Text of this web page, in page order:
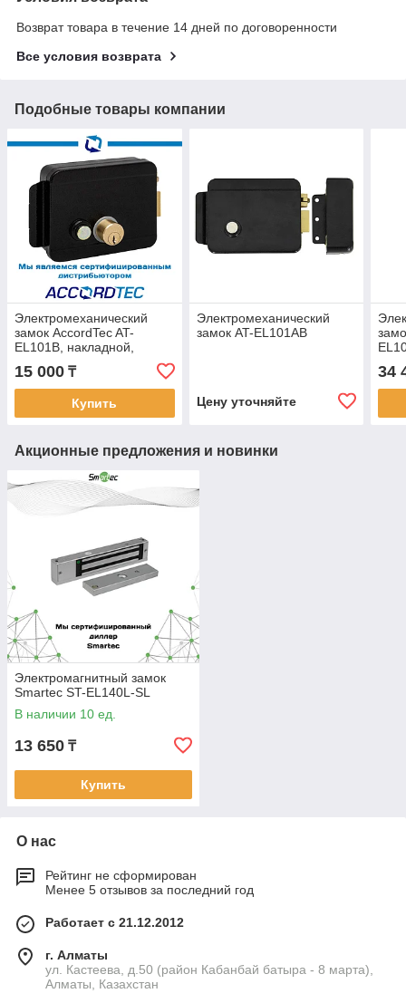
Возврат товара в течение 14 дней по договоренности
Все условия возврата
Подобные товары компании
Электромеханический
замок AccordTec AT-
EL101B, накладной,
блокировка кнопки,
черный
15 000 ₸
Купить
Электромеханический
замок AT-EL101AB
Цену уточняйте
34
Акционные предложения и новинки
Электромагнитный замок
Smartec ST-EL140L-SL
В наличии 10 ед.
13 650 ₸
Купить
О нас
Рейтинг не сформирован
Менее 5 отзывов за последний год
Работает с 21.12.2012
г. Алматы
ул. Кастеева, д.50 (район Кабанбай батыра - 8 марта),
Алматы, Казахстан